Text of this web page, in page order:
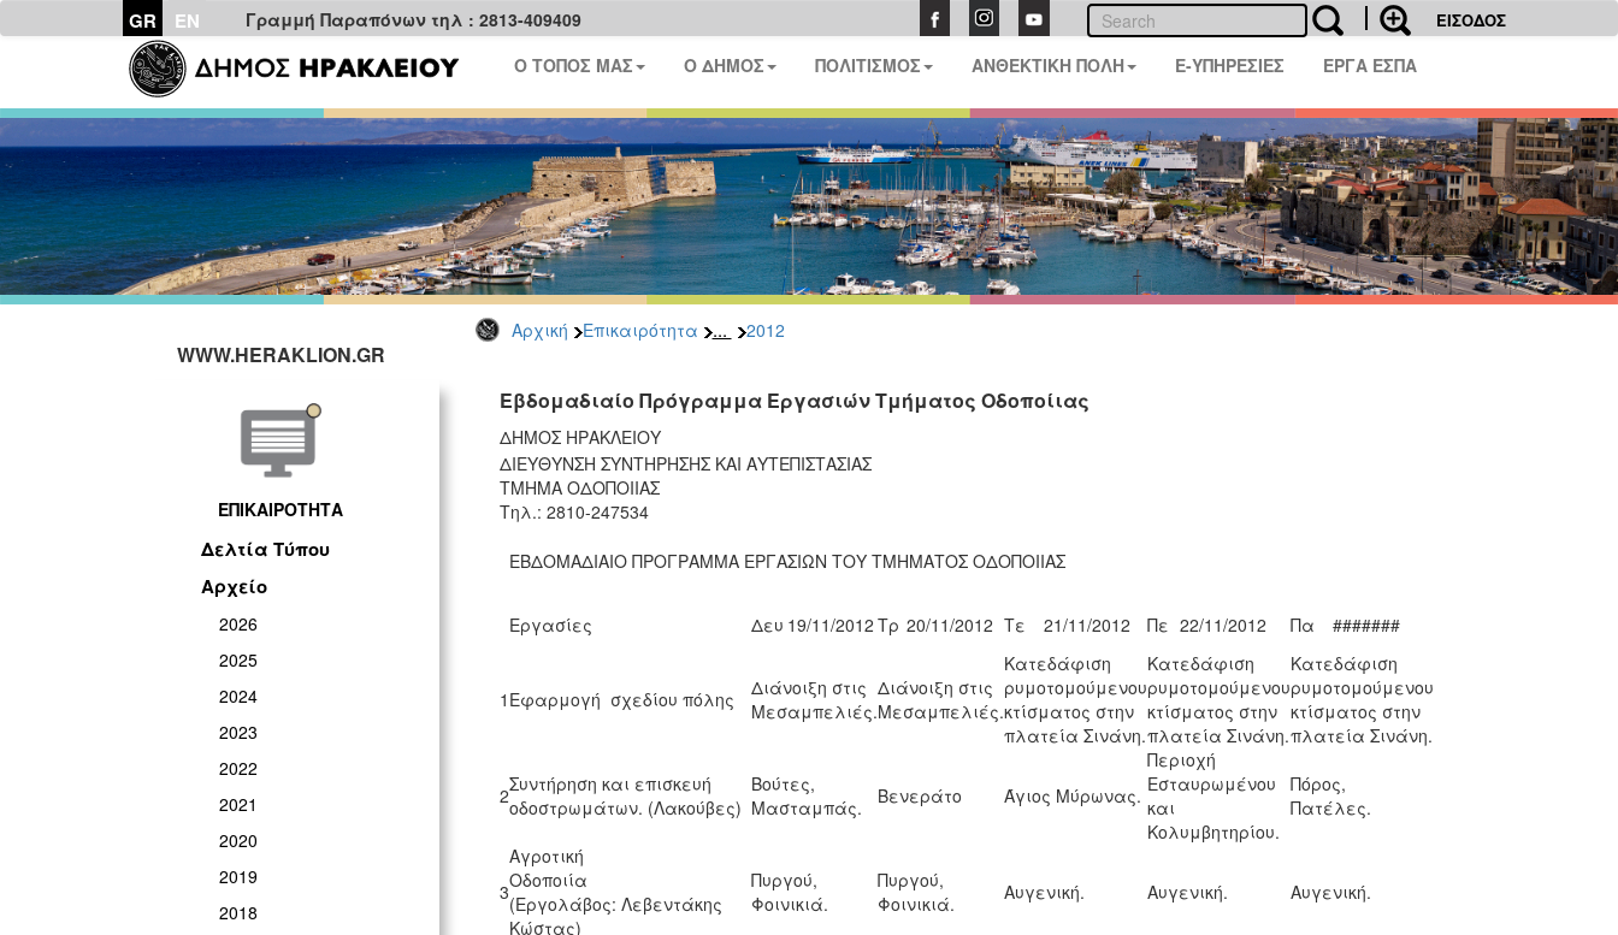
GR EN Γραμμή Παραπόνων τηλ : 2813-409409 ΕΙΣΟΔΟΣ
Ο ΤΟΠΟΣ ΜΑΣ Ο ΔΗΜΟΣ ΠΟΛΙΤΙΣΜΟΣ ΑΝΘΕΚΤΙΚΗ ΠΟΛΗ E-ΥΠΗΡΕΣΙΕΣ ΕΡΓΑ ΕΣΠΑ
Αρχική Επικαιρότητα ... 2012
WWW.HERAKLION.GR
ΕΠΙΚΑΙΡΟΤΗΤΑ
Δελτία Τύπου
Αρχείο
2026
2025
2024
2023
2022
2021
2020
2019
2018
Εβδομαδιαίο Πρόγραμμα Εργασιών Τμήματος Οδοποίιας
ΔΗΜΟΣ ΗΡΑΚΛΕΙΟΥ
ΔΙΕΥΘΥΝΣΗ ΣΥΝΤΗΡΗΣΗΣ ΚΑΙ ΑΥΤΕΠΙΣΤΑΣΙΑΣ
ΤΜΗΜΑ ΟΔΟΠΟΙΙΑΣ
Τηλ.: 2810-247534
ΕΒΔΟΜΑΔΙΑΙΟ ΠΡΟΓΡΑΜΜΑ ΕΡΓΑΣΙΩΝ ΤΟΥ ΤΜΗΜΑΤΟΣ ΟΔΟΠΟΙΙΑΣ
Εργασίες Δευ 19/11/2012 Τρ 20/11/2012 Τε 21/11/2012 Πε 22/11/2012 Πα #######
1 Εφαρμογή σχεδίου πόλης
Διάνοιξη στις
Μεσαμπελιές.
Διάνοιξη στις
Μεσαμπελιές.
Κατεδάφιση
ρυμοτομούμενου
κτίσματος στην
πλατεία Σινάνη.
Κατεδάφιση
ρυμοτομούμενου
κτίσματος στην
πλατεία Σινάνη.
Κατεδάφιση
ρυμοτομούμενου
κτίσματος στην
πλατεία Σινάνη.
2Συντήρηση και επισκευή
οδοστρωμάτων. (Λακούβες)
Βούτες,
Μασταμπάς.
Βενεράτο Άγιος Μύρωνας.
Περιοχή
Εσταυρωμένου
και
Κολυμβητηρίου.
Πόρος,
Πατέλες.
3
Αγροτική
Οδοποιία
(Εργολάβος: Λεβεντάκης
Κώστας)
Πυργού,
Φοινικιά.
Πυργού,
Φοινικιά.
Αυγενική. Αυγενική. Αυγενική.